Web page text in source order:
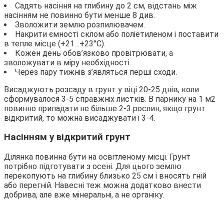
Садять насіння на глибину до 2 см, відстань між
насінням не повинно бути менше 8 див.
Зволожити землю розпилювачем.
Накрити ємності склом або поліетиленом і поставити
в тепле місце (+21…+23°С).
Кожен день обов’язково провітрювати, а
зволожувати в міру необхідності.
Через пару тижнів з’являться перші сходи.
Висаджують розсаду в грунт у віці 20-25 днів, коли
сформувалося 3-5 справжніх листків. В парнику на 1 м2
повинно припадати не більше 2-3 рослин, якщо грунт
відкритий, то можна висаджувати і 3-4.
Насінням у відкритий грунт
Ділянка повинна бути на освітленому місці. Грунт
потрібно підготувати з осені. Для цього землю
перекопують на глибину близько 25 см і вносять гній
або перегній. Навесні теж можна додатково внести
добрива, але вже мінеральні, а не органіку.